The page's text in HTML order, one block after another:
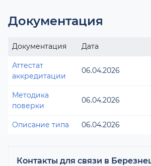
Документация
Документация Дата
Аттестат
аккредитации
06.04.2026
Методика
поверки
06.04.2026
Описание типа 06.04.2026
Контакты для связи в